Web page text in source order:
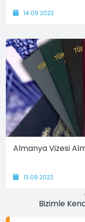
14.09.2022
Almanya Vizesi
13.09.2022
Bizimle